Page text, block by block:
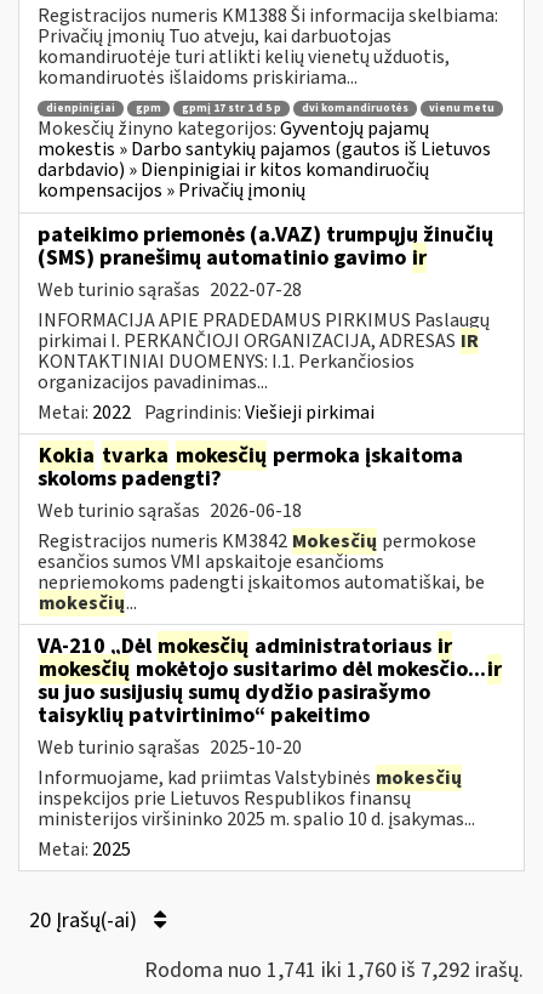
Registracijos numeris KM1388 Ši informacija skelbiama:
Privačių įmonių Tuo atveju, kai darbuotojas
komandiruotėje turi atlikti kelių vienetų užduotis,
komandiruotės išlaidoms priskiriama...
dienpinigiai gpm gpmį 17 str 1 d 5 p dvi komandiruotės vienu metu
Mokesčių žinyno kategorijos:Gyventojų pajamų
mokestis » Darbo santykių pajamos (gautos iš Lietuvos
darbdavio) » Dienpinigiai ir kitos komandiruočių
kompensacijos » Privačių įmonių
pateikimo priemonės (a.VAZ) trumpųjų žinučių
(SMS) pranešimų automatinio gavimo ir
Web turinio sąrašas 2022-07-28
INFORMACIJA APIE PRADEDAMUS PIRKIMUS Paslaugų
pirkimai I. PERKANČIOJI ORGANIZACIJA, ADRESAS IR
KONTAKTINIAI DUOMENYS: I.1. Perkančiosios
organizacijos pavadinimas...
Metai: 2022 Pagrindinis:Viešieji pirkimai
Kokia tvarka mokesčių permoka įskaitoma
skoloms padengti?
Web turinio sąrašas 2026-06-18
Registracijos numeris KM3842 Mokesčių permokose
esančios sumos VMI apskaitoje esančioms
nepriemokoms padengti įskaitomos automatiškai, be
mokesčių...
VA-210 „Dėl mokesčių administratoriaus ir
mokesčių mokėtojo susitarimo dėl mokesčio...ir
su juo susijusių sumų dydžio pasirašymo
taisyklių patvirtinimo“ pakeitimo
Web turinio sąrašas 2025-10-20
Informuojame, kad priimtas Valstybinės mokesčių
inspekcijos prie Lietuvos Respublikos finansų
ministerijos viršininko 2025 m. spalio 10 d. įsakymas...
Metai: 2025
20 Įrašų(-ai)
Rodoma nuo 1,741 iki 1,760 iš 7,292 irašų.